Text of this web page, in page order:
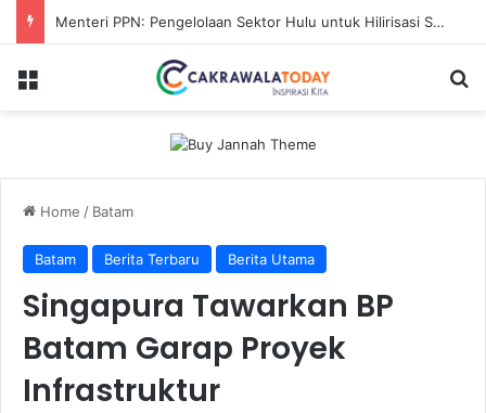
Menteri PPN: Pengelolaan Sektor Hulu untuk Hilirisasi Sawit
Menu
Home / Batam
Batam Berita Terbaru Berita Utama
Singapura Tawarkan BP
Batam Garap Proyek
Infrastruktur